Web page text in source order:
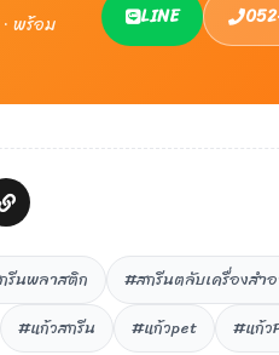
พร้อม
LINE
รีนพลาสติก #สกรีนตลับเครื่องสำ
#แก้วสกรีน #แก้วpet #แก้ว